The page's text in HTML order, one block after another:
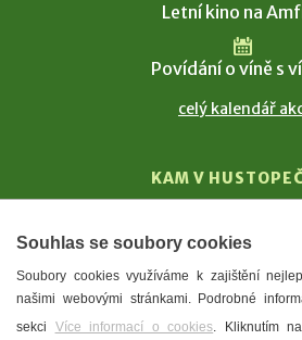
Letní kino na
Povídání o víně s
celý kalendář
KAM V
T. G. Masaryk
Mandloně
Ubytování
Souhlas se soubory cookies
Soubory cookies využíváme k zajištění
našimi webovými stránkami. Podrobné
sekci Více informací o cookies. Kliknutím